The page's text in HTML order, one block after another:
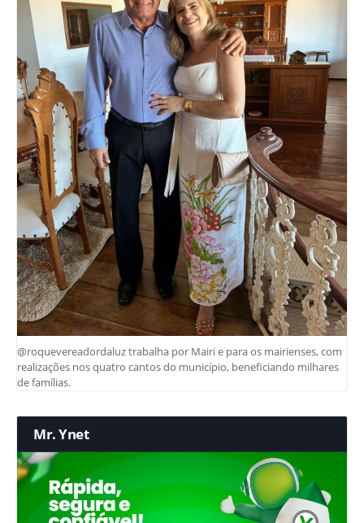
@roquevereadordaluz trabalha por Mairi e para os mairienses, com
realizações nos quatro cantos do município, beneficiando milhares
de famílias.
Mr. Ynet